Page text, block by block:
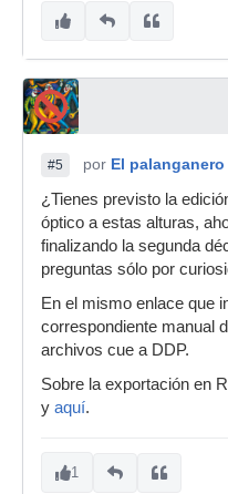
#5 por El
¿Tienes previsto la
óptico a estas alturas,
finalizando la segunda
preguntas sólo por
En el mismo enlace que
correspondiente manual
archivos cue a DDP.
Sobre la exportación en
y aquí.
1